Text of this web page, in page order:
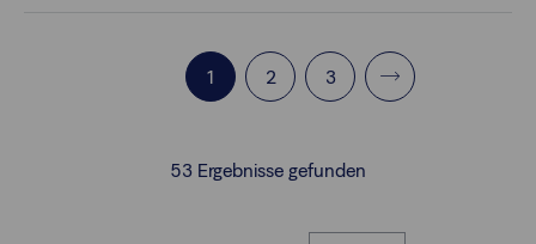
1 2 3
53 Ergebnisse gefunden